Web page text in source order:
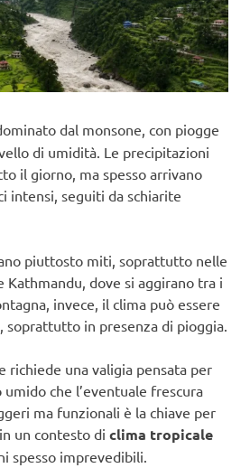
dal monsone, con piogge
di umidità. Le precipitazioni
il giorno, ma spesso arrivano
intensi, seguiti da schiarite
piuttosto miti, soprattutto nelle
Kathmandu, dove si aggirano tra i
invece, il clima può essere
soprattutto in presenza di pioggia.
richiede una valigia pensata per
che l’eventuale frescura
ma funzionali è la chiave per
un contesto di clima tropicale
spesso imprevedibili.